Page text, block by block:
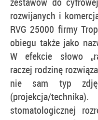
rozwijanych i
RVG 25000 firmy
obiegu także jako
W efekcie słowo
raczej rodzinę
nie sam typ
(projekcja/
stomatologicznej